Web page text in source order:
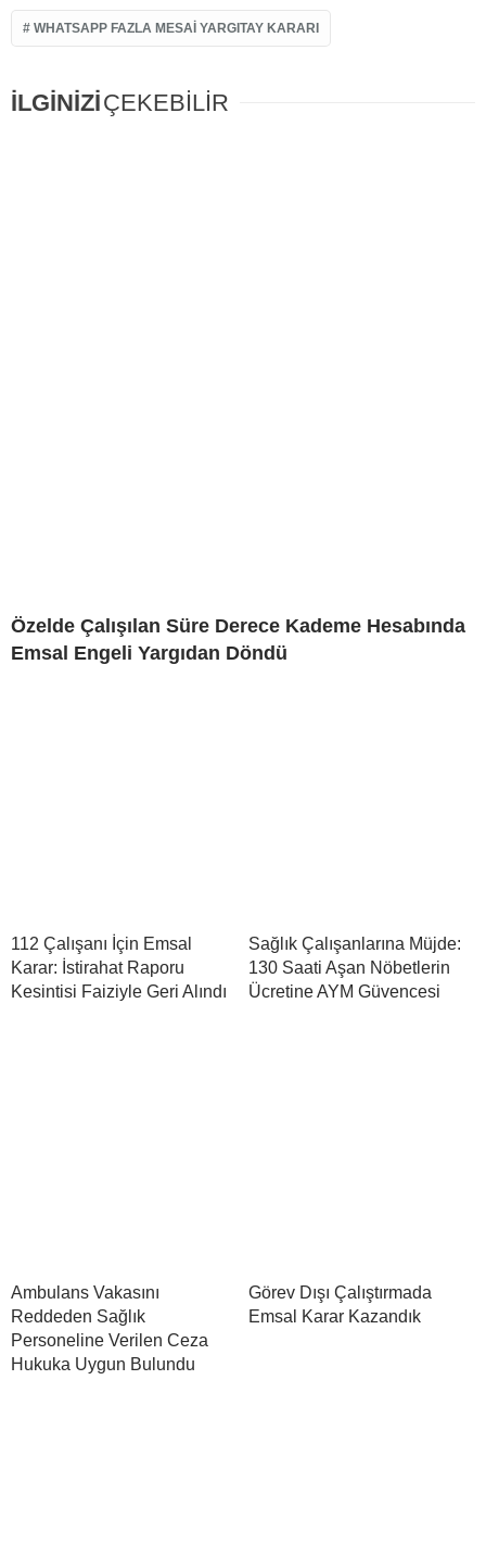
WHATSAPP FAZLA MESAI YARGITAY KARARI
İLGİNİZİÇEKEBİLİR
Özelde Çalışılan Süre Derece Kademe Hesabında
Emsal Engeli Yargıdan Döndü
112 Çalışanı İçin Emsal
Karar: İstirahat Raporu
Kesintisi Faiziyle Geri Alındı
Sağlık Çalışanlarına Müjde:
130 Saati Aşan Nöbetlerin
Ücretine AYM Güvencesi
Ambulans Vakasını
Reddeden Sağlık
Personeline Verilen Ceza
Hukuka Uygun Bulundu
Görev Dışı Çalıştırmada
Emsal Karar Kazandık